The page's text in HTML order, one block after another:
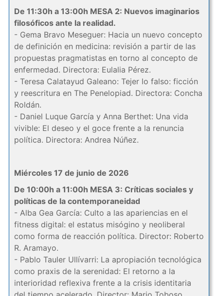
De 11:30h a 13:00h MESA 2: Nuevos imaginarios
filosóficos ante la realidad.
- Gema Bravo Meseguer: Hacia un nuevo concepto
de definición en medicina: revisión a partir de las
propuestas pragmatistas en torno al concepto de
enfermedad. Directora: Eulalia Pérez.
- Teresa Calatayud Galeano: Tejer lo falso: ficción
y reescritura en The Penelopiad. Directora: Concha
Roldán.
- Daniel Luque García y Anna Berthet: Una vida
vivible: El deseo y el goce frente a la renuncia
política. Directora: Andrea Núñez.
Miércoles 17 de junio de 2026
De 10:00h a 11:00h MESA 3: Críticas sociales y
políticas de la contemporaneidad
- Alba Gea García: Culto a las apariencias en el
fitness digital: el estatus misógino y neoliberal
como forma de reacción política. Director: Roberto
R. Aramayo.
- Pablo Tauler Ullívarri: La apropiación tecnológica
como praxis de la serenidad: El retorno a la
interioridad reflexiva frente a la crisis identitaria